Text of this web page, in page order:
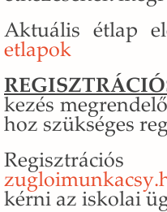
Ak­tu­á­lis étlap
etlapok
ke­zés
hoz szük­sé­ges
kérni az is­ko­lai